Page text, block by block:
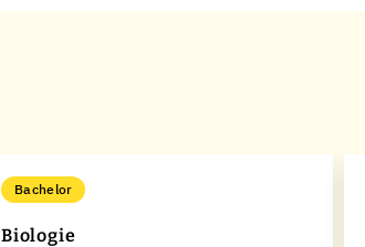
Bachelor
Biologie